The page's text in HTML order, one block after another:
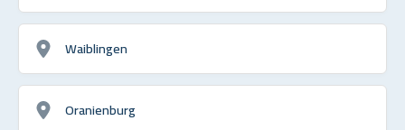
Waiblingen
Oranienburg